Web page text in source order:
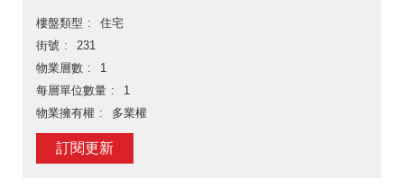
樓盤類型
住宅
街號
231
物業層數
1
每層單位數量
1
物業擁有權
多業權
訂閱更新